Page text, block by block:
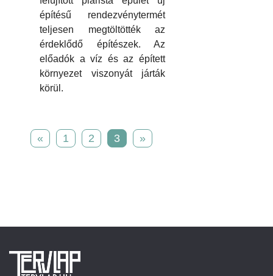
építésű rendezvénytermét
teljesen megtöltötték az
érdeklődő építészek. Az
előadók a víz és az épített
környezet viszonyát járták
körül.
« 1 2 3 »